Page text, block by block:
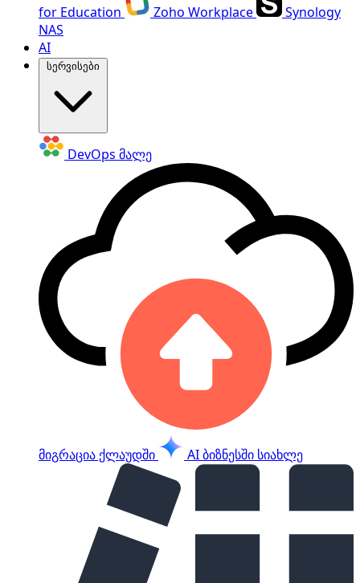
for Education Zoho Workplace
Synology
NAS
AI
DevOps მალე
მიგრაცია ქლაუდში AI ბიზნესში სიახლე